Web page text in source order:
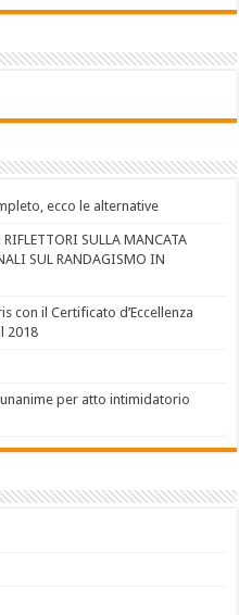
ecco le alternative
RIFLETTORI SULLA MANCATA
SUL RANDAGISMO IN
con il Certificato d’Eccellenza
2018
per atto intimidatorio